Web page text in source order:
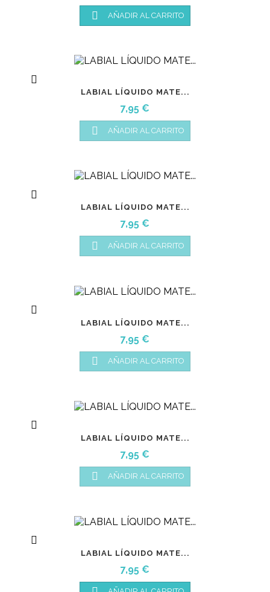
 AÑADIR AL CARRITO

LABIAL LÍQUIDO MATE...
Precio
7,95 €
 AÑADIR AL CARRITO

LABIAL LÍQUIDO MATE...
Precio
7,95 €
 AÑADIR AL CARRITO

LABIAL LÍQUIDO MATE...
Precio
7,95 €
 AÑADIR AL CARRITO

LABIAL LÍQUIDO MATE...
Precio
7,95 €
 AÑADIR AL CARRITO

LABIAL LÍQUIDO MATE...
Precio
7,95 €